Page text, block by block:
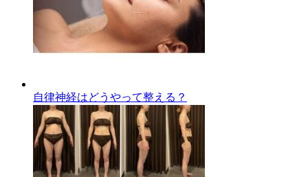
自律神経はどうやって整える？